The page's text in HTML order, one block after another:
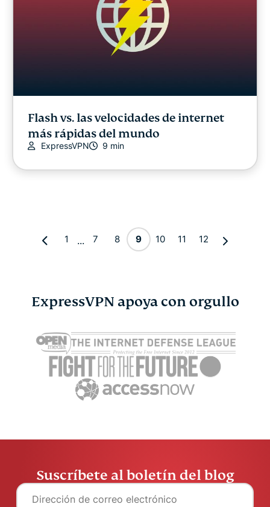
Flash vs. las velocidades de internet
más rápidas del mundo
ExpressVPN 9 min
1 ... 7 8 9 10 11 12
ExpressVPN apoya con orgullo
Suscríbete al boletín del blog